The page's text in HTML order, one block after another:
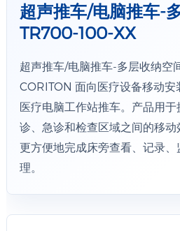
超声推车/电脑推车-
TR700-100-XX
超声推车/电脑推车-多层收纳
CORITON 面向医疗设备移动安
医疗电脑工作站推车。产品用
诊、急诊和检查区域之间的移
更方便地完成床旁查看、记录
理。